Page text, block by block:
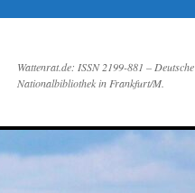
Wattenrat.de: ISSN 2199-881 – Deutsche
Nationalbibliothek in Frankfurt/M.